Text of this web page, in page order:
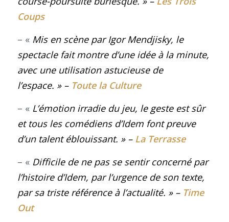
Coups
– « Mis en scène par Igor Mendjisky, le
spectacle fait montre d’une idée à la minute,
avec une utilisation astucieuse de
l’espace. » – Toute la Culture
– « L’émotion irradie du jeu, le geste est sûr
et tous les comédiens d’Idemfont preuve
d’un talent éblouissant. » – La Terrasse
– « Difficile de ne pas se sentir concerné par
l’histoire d’Idem, par l’urgence de son texte,
par sa triste référence à l’actualité. » – Time
Out